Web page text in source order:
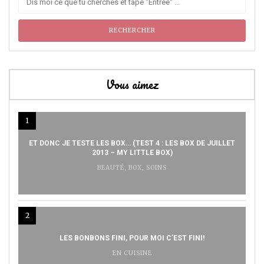
Vous aimez
1
ET DONC JE TESTE LES BOX… (TEST 4 : LES BOX DE JUILLET
2013 – MY LITTLE BOX)
BEAUTÉ BOX SOINS
2
LES BONBONS FINI, POUR MOI C’EST FINI!
EN CUISINE